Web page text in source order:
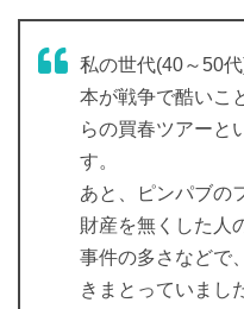
私の世代(40～50
本が戦争で酷いこ
らの買春ツアーと
す。
あと、ピンパブの
財産を無くした人
事件の多さなどで
きまとっていまし